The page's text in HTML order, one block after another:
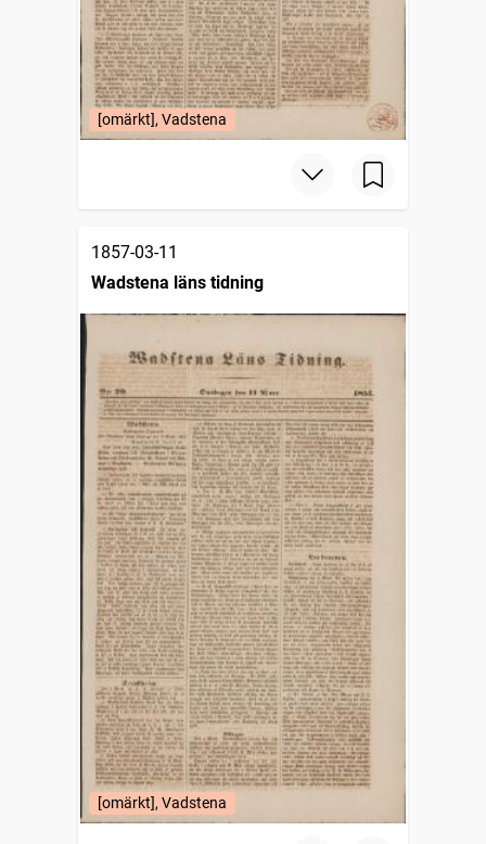
[omärkt], Vadstena
1857-03-11
Wadstena läns tidning
[omärkt], Vadstena